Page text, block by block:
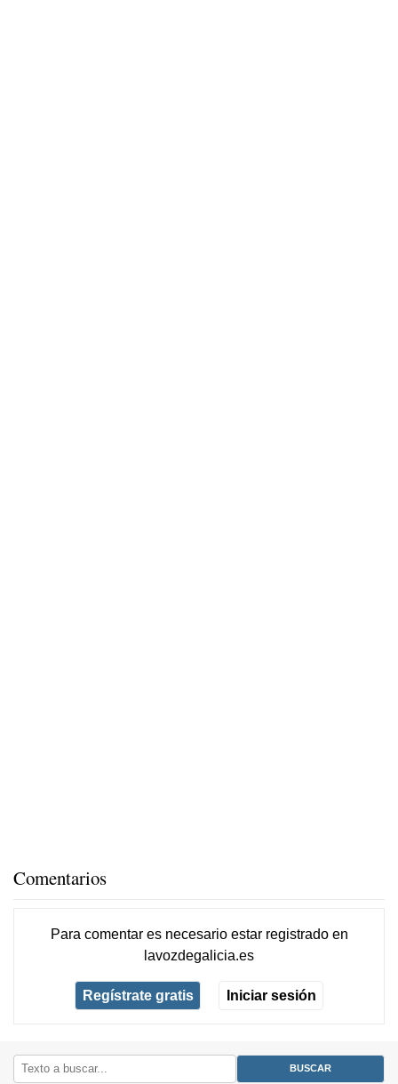
Comentarios
Para comentar es necesario estar registradoen
lavozdegalicia.es
Regístrate gratis Iniciar sesión